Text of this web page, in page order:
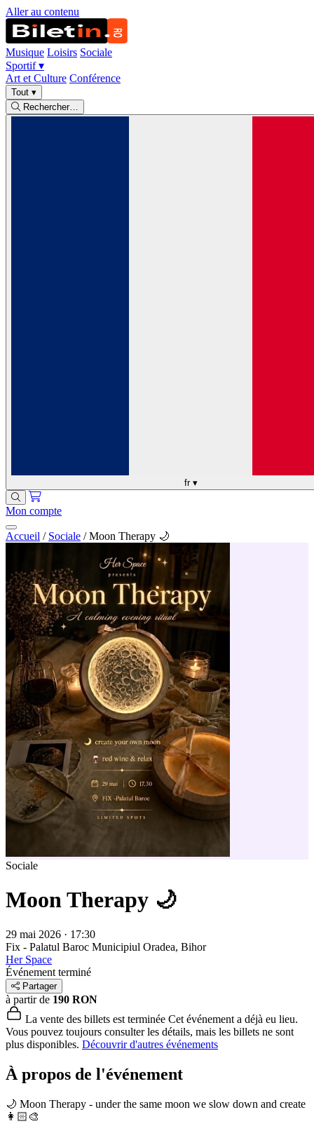
Aller au contenu
Musique Loisirs Sociale
Sportif▾
Art et Culture Conférence
Tout ▾
Rechercher…
fr ▾
Mon compte
Accueil / Sociale / Moon Therapy 🌙
Sociale
Moon Therapy 🌙
29 mai 2026 · 17:30
Fix - Palatul Baroc Municipiul Oradea, Bihor
Her Space
Événement terminé
Partager
à partir de 190 RON
La vente des billets est terminée Cet événement a déjà eu lieu.
Vous pouvez toujours consulter les détails, mais les billets ne sont
plus disponibles. Découvrir d'autres événements
À propos de l'événement
🌙 Moon Therapy - under the same moon we slow down and create
👩🏻‍🎨